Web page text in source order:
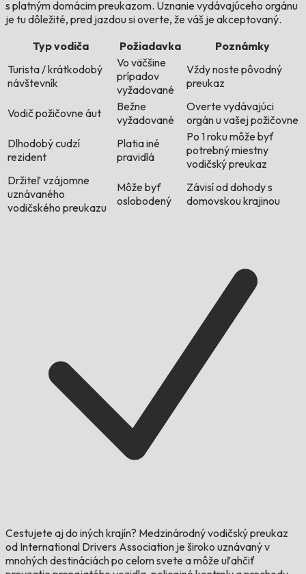
s platným domácim preukazom. Uznanie vydávajúceho orgánu
je tu dôležité, pred jazdou si overte, že váš je akceptovaný.
Typ vodiča
Požiadavka
Poznámky
Turista / krátkodobý
návštevník
Vo väčšine
prípadov
vyžadované
Vždy noste pôvodný
preukaz
Vodič požičovne áut
Bežne
vyžadované
Overte vydávajúci
orgán u vašej požičovne
Dlhodobý cudzí
rezident
Platia iné
pravidlá
Po 1 roku môže byť
potrebný miestny
vodičský preukaz
Držiteľ vzájomne
uznávaného
vodičského preukazu
Môže byť
oslobodený
Závisí od dohody s
domovskou krajinou
Cestujete aj do iných krajín? Medzinárodný vodičský preukaz
od International Drivers Association je široko uznávaný v
mnohých destináciách po celom svete a môže uľahčiť